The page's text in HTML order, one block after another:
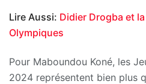
Lire Aussi: Didier Drogba et
Olympiques
Pour Maboundou Koné, les
2024 représentent bien plus